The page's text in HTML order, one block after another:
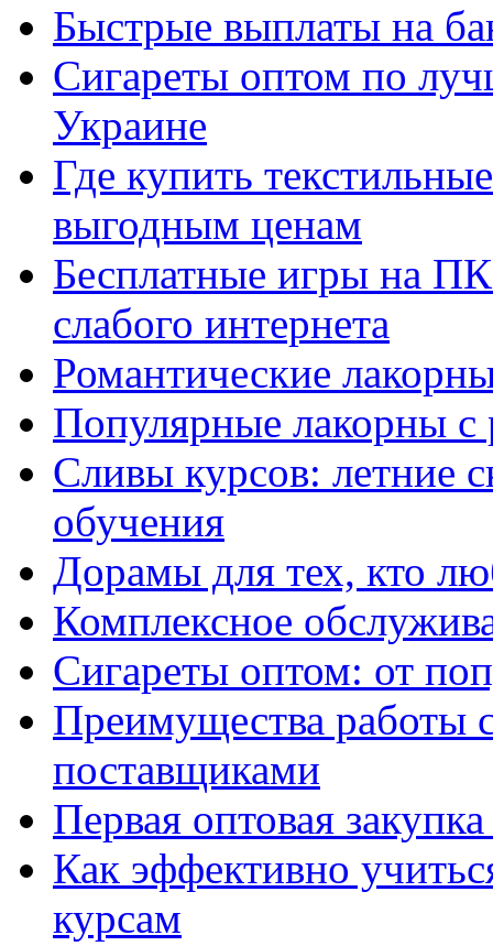
Быстрые выплаты на
Сигареты оптом по
Украине
Где купить
выгодным ценам
Бесплатные игры на
слабого интернета
Романтические
Популярные лакорны с
Сливы курсов: летние
обучения
Дорамы для тех, кто
Комплексное
Сигареты оптом: от
Преимущества работы
поставщиками
Первая оптовая
Как эффективно
курсам